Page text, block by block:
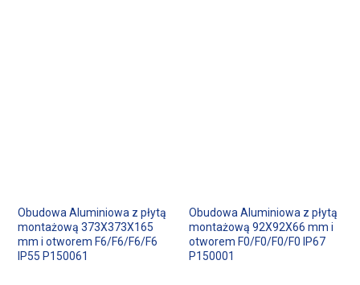
Obudowa Aluminiowa z płytą
montażową 373X373X165
mm i otworem F6/F6/F6/F6
IP55 P150061
Obudowa Aluminiowa z płytą
montażową 92X92X66 mm i
otworem F0/F0/F0/F0 IP67
P150001